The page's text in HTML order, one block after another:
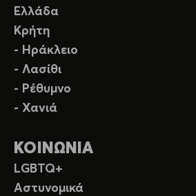
Ελλάδα
Κρήτη
- Ηράκλειο
- Λασίθι
- Ρέθυμνο
- Χανιά
ΚΟΙΝΩΝΙΑ
LGBTQ+
Αστυνομικά